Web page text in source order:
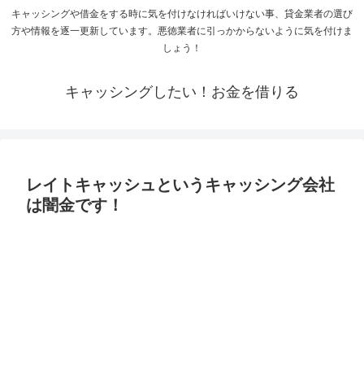
キャッシングや借金をする時に気を付けなければいけない事、貸金業者の選び
方や情報を逐一更新しています。悪徳業者に引っかからないように気を付けま
しょう！
キャッシングしたい！お金を借りる
レイトキャッシュというキャッシング会社
は闇金です！